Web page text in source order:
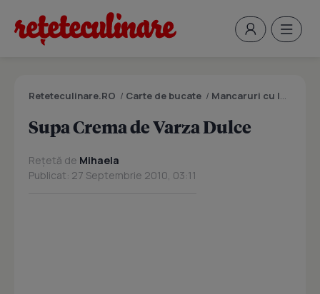
Reteteculinare.RO / Carte de bucate / Mancaruri cu legume si zarzavaturi
Supa Crema de Varza Dulce
Rețetă de Mihaela
Publicat: 27 Septembrie 2010, 03:11